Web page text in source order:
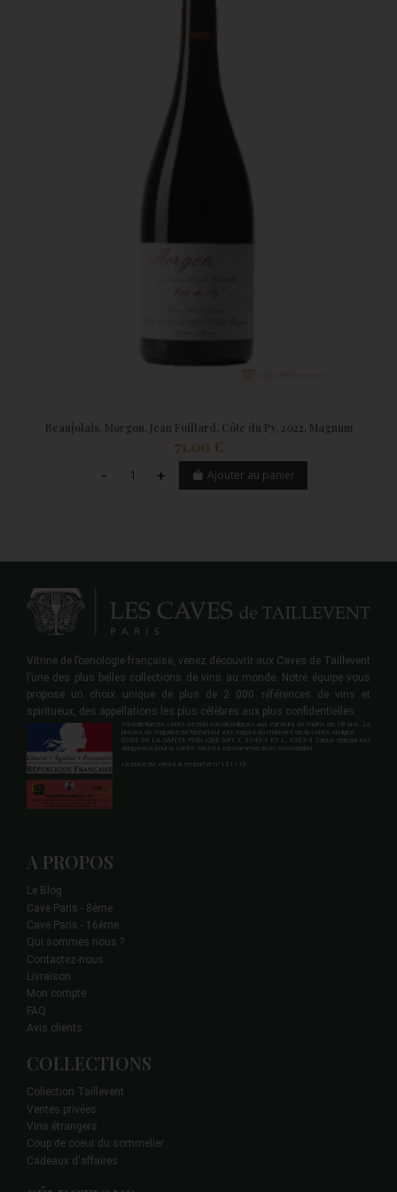
Beaujolais, Morgon, Jean Foillard, Côte du Py, 2022, Magnum
71,00 €
Ajouter au panier
Vitrine de l’oenologie française, venez découvrir aux Caves de Taillevent
l’une des plus belles collections de vins au monde. Notre équipe vous
propose un choix unique de plus de 2 000 références de vins et
spiritueux, des appellations les plus célèbres aux plus confidentielles.
Interdiction de vente de boisson alcooliques aux mineurs de moins de 18 ans. La
preuve de majorité de l'acheteur est exigée au moment de la vente en ligne.
CODE DE LA SANTE PUBLIQUE ART. L 3342-1 ET L. 3353-3 L'abus d'alcool est
dangereux pour la santé. Sachez consommer avec modération.
Licence de vente à emporter n°131110.
A PROPOS
Le Blog
Cave Paris - 8ème
Cave Paris - 16ème
Qui sommes nous ?
Contactez-nous
Livraison
Mon compte
FAQ
Avis clients
COLLECTIONS
Collection Taillevent
Ventes privées
Vins étrangers
Coup de coeur du sommelier
Cadeaux d'affaires